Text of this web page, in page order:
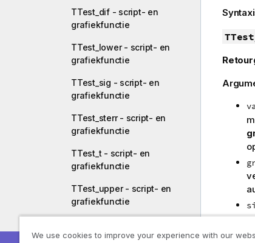
TTest_dif - script- en
grafiekfunctie
TTest_lower - script- en
grafiekfunctie
TTest_sig - script- en
grafiekfunctie
TTest_sterr - script- en
grafiekfunctie
TTest_t - script- en
grafiekfunctie
TTest_upper - script- en
grafiekfunctie
grafiekfunctie
We use cookies to improve your experience with our